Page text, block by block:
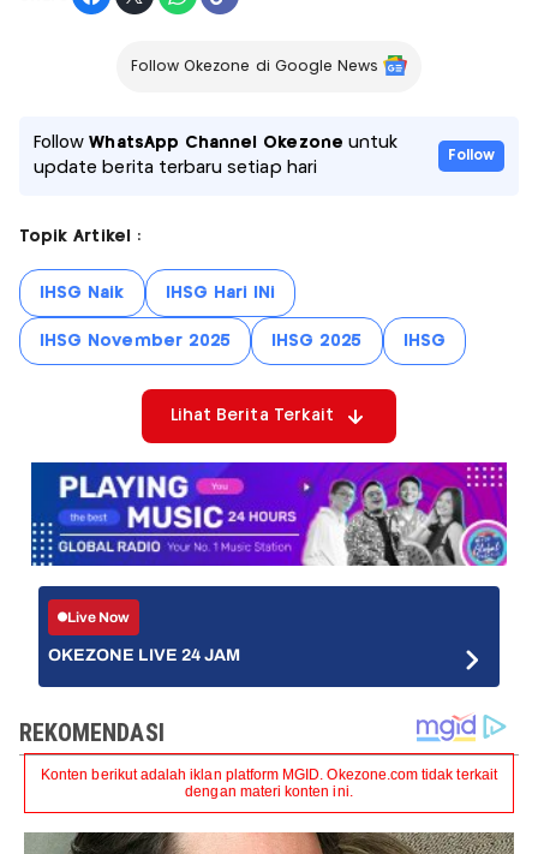
Follow Okezone di Google News
FollowWhatsApp Channel Okezone untuk
update berita terbaru setiap hari
Follow
Topik Artikel :
IHSG Naik IHSG Hari INi
IHSG November 2025 IHSG 2025 IHSG
Lihat Berita Terkait
Live Now
OKEZONE LIVE 24 JAM